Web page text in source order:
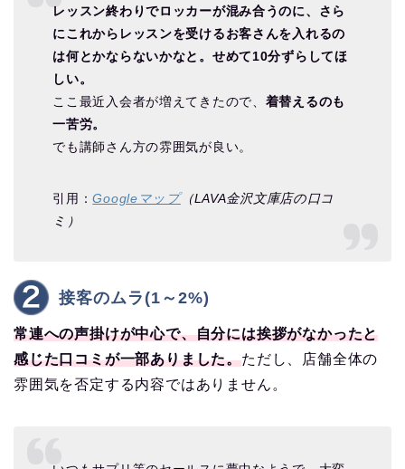
レッスン終わりでロッカーが混み合うのに、さら
にこれからレッスンを受けるお客さんを入れるの
は何とかならないかなと。せめて10分ずらしてほ
しい。
ここ最近入会者が増えてきたので、 着替えるのも
一苦労。
でも講師さん方の雰囲気が良い。
引用：Googleマップ（LAVA金沢文庫店の口コ
ミ）
接客のムラ(1～2%)
常連への声掛けが中心で、自分には挨拶がなかったと
感じた口コミが一部ありました。ただし、店舗全体の
雰囲気を否定する内容ではありません。